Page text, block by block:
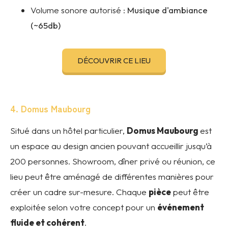
Volume sonore autorisé : Musique d'ambiance
(~65db)
DÉCOUVRIR CE LIEU
4. Domus Maubourg
Situé dans un hôtel particulier, Domus Maubourgest
un espace au design ancien pouvant accueillir jusqu’à
200 personnes. Showroom, dîner privé ou réunion, ce
lieu peut être aménagé de différentes manières pour
créer un cadre sur-mesure. Chaque piècepeut être
exploitée selon votre concept pour un événement
fluide et cohérent.